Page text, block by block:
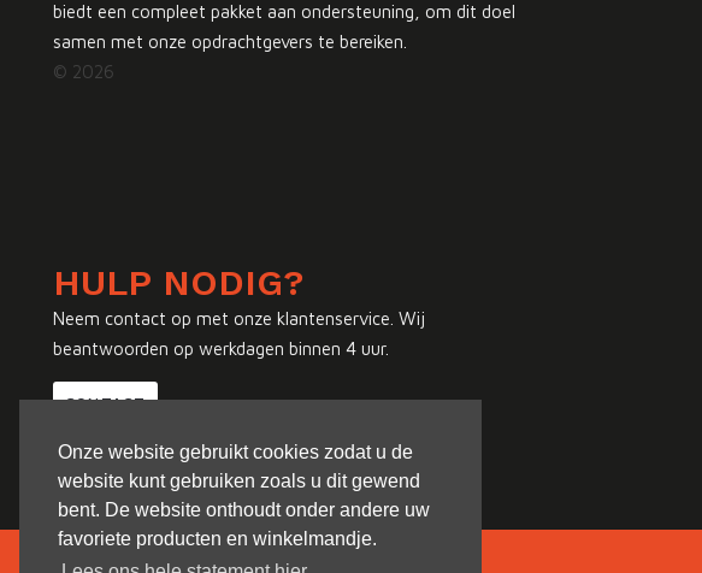
Onze website gebruikt cookies zodat u de
website kunt gebruiken zoals u dit gewend
bent. De website onthoudt onder andere uw
favoriete producten en winkelmandje.
biedt een compleet pakket aan ondersteuning, om dit doel
samen met onze opdrachtgevers te bereiken.
© 2026
HULP NODIG?
Neem contact op met onze klantenservice. Wij
beantwoorden op werkdagen binnen 4 uur.
CONTACT